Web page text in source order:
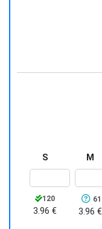
S
120
3.96 €
M
61
3.96 €